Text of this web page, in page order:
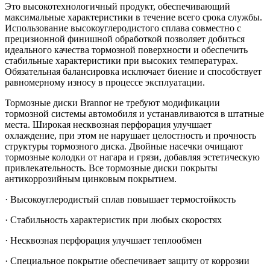
Это высокотехнологичный продукт, обеспечивающий
максимальные характеристики в течение всего срока службы.
Использование высокоуглеродистого сплава совместно с
прецизионной финишной обработкой позволяет добиться
идеального качества тормозной поверхности и обеспечить
стабильные характеристики при высоких температурах.
Обязательная балансировка исключает биение и способствует
равномерному износу в процессе эксплуатации.
Тормозные диски Brannor не требуют модификации
тормозной системы автомобиля и устанавливаются в штатные
места. Широкая несквозная перфорация улучшает
охлаждение, при этом не нарушает целостность и прочность
структуры тормозного диска. Двойные насечки очищают
тормозные колодки от нагара и грязи, добавляя эстетическую
привлекательность. Все тормозные диски покрыты
антикоррозийным цинковым покрытием.
· Высокоуглеродистый сплав повышает термостойкость
· Стабильность характеристик при любых скоростях
· Несквозная перфорация улучшает теплообмен
· Специальное покрытие обеспечивает защиту от коррозии